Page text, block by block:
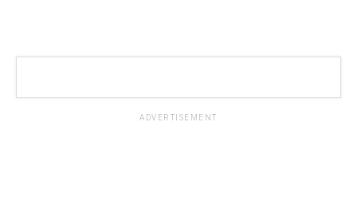
ADVERTISEMENT